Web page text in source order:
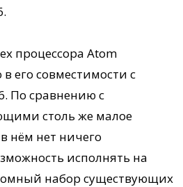
процессора Atom
его совместимости с
По сравнению с
столь же малое
нём нет ничего
исполнять на
набор существующих